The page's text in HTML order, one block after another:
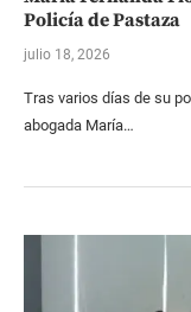
Policía de Pastaza
julio 18, 2026
Tras varios días de su
abogada María…